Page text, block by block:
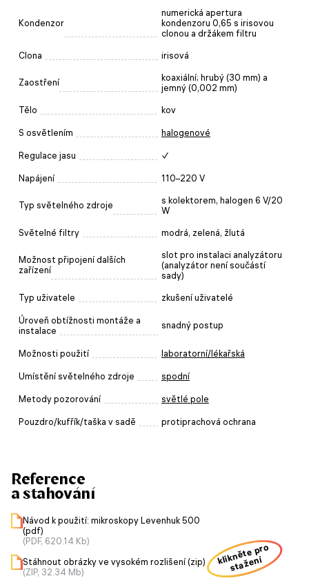
Kondenzor
numerická apertura
kondenzoru 0,65 s irisovou
clonou a držákem filtru
Clona irisová
Zaostření
koaxiální; hrubý (30 mm) a
jemný (0,002 mm)
Tělo kov
S osvětlením halogenové
Regulace jasu ✓
Napájení 110–220 V
Typ světelného zdroje
s kolektorem, halogen 6 V/20
W
Světelné filtry modrá, zelená, žlutá
Možnost připojení dalších
zařízení
slot pro instalaci analyzátoru
(analyzátor není součástí
sady)
Typ uživatele zkušení uživatelé
Úroveň obtížnosti montáže a
instalace
snadný postup
Možnosti použití laboratorní/lékařská
Umístění světelného zdroje spodní
Metody pozorování světlé pole
Pouzdro/kufřík/taška v sadě protiprachová ochrana
Reference
a stahování
Návod k použití: mikroskopy Levenhuk 500
(pdf)
(PDF, 620.14 Kb)
Stáhnout obrázky ve vysokém rozlišení (zip)
(ZIP, 32.34 Mb)
klikněte pro
stažení